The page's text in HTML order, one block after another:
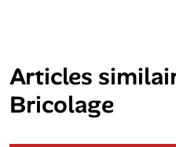
Articles
Bricolage